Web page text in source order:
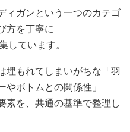
ィガンという一つのカテゴ
方を丁寧に
しています。
埋もれてしまいがちな「羽
ボトムとの関係性」
素を、共通の基準で整理し